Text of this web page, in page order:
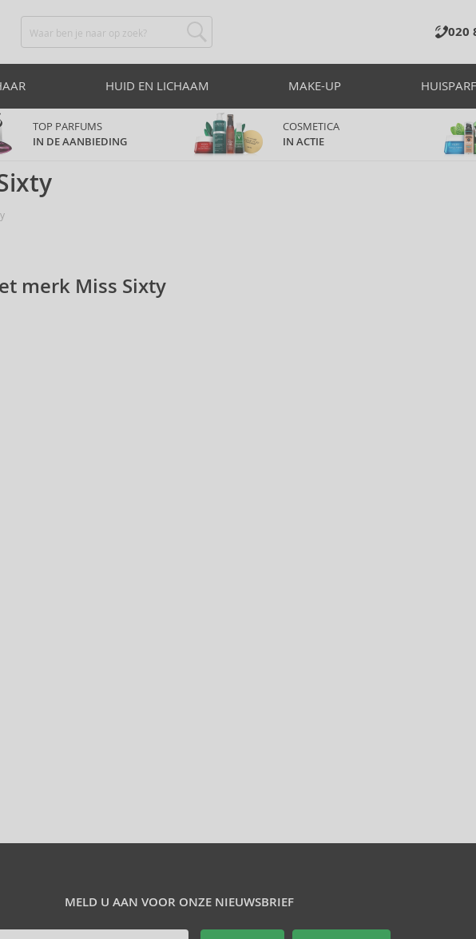
020
HUID EN LICHAAM MAKE-UP
TOP PARFUMS
IN DE AANBIEDING
COSMETICA
IN ACTIE
merk Miss Sixty
MELD U AAN VOOR ONZE NIEUWSBRIEF